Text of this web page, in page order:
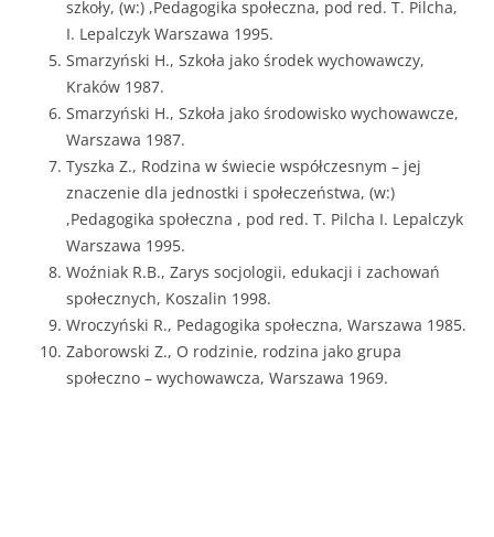
szkoły, (w:) ,Pedagogika społeczna, pod red. T. Pilcha,
I. Lepalczyk Warszawa 1995.
Smarzyński H., Szkoła jako środek wychowawczy,
Kraków 1987.
Smarzyński H., Szkoła jako środowisko wychowawcze,
Warszawa 1987.
Tyszka Z., Rodzina w świecie współczesnym – jej
znaczenie dla jednostki i społeczeństwa, (w:)
,Pedagogika społeczna , pod red. T. Pilcha I. Lepalczyk
Warszawa 1995.
Woźniak R.B., Zarys socjologii, edukacji i zachowań
społecznych, Koszalin 1998.
Wroczyński R., Pedagogika społeczna, Warszawa 1985.
Zaborowski Z., O rodzinie, rodzina jako grupa
społeczno – wychowawcza, Warszawa 1969.